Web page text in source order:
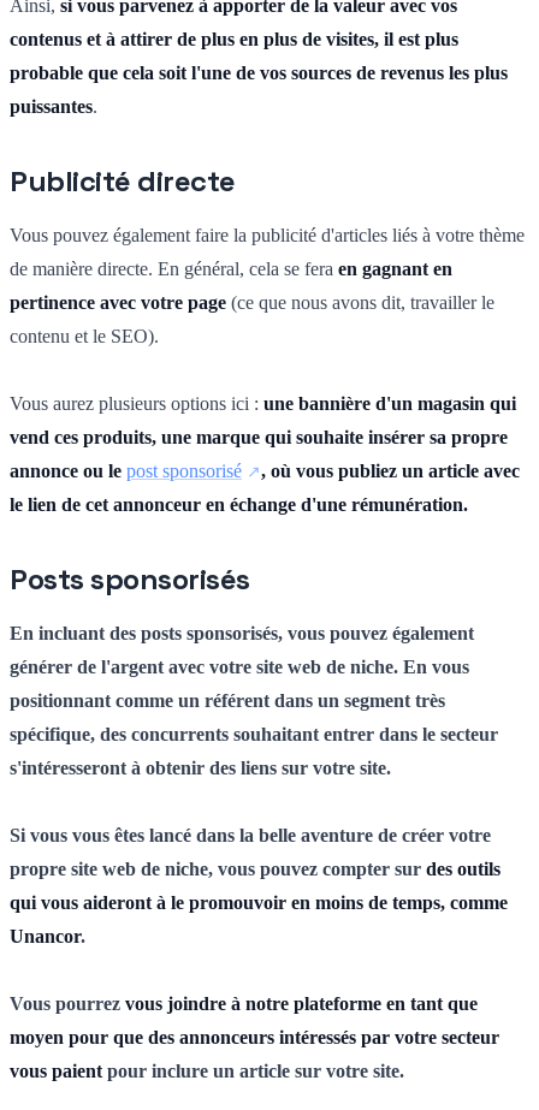
Ainsi, si vous parvenez à apporter de la valeur avec vos
contenus et à attirer de plus en plus de visites, il est plus
probable que cela soit l'une de vos sources de revenus les plus
puissantes.
Publicité directe
Vous pouvez également faire la publicité d'articles liés à votre thème
de manière directe. En général, cela se fera en gagnant en
pertinence avec votre page (ce que nous avons dit, travailler le
contenu et le SEO).
Vous aurez plusieurs options ici : une bannière d'un magasin qui
vend ces produits, une marque qui souhaite insérer sa propre
annonce ou le post sponsorisé
, où vous publiez un article avec
le lien de cet annonceur en échange d'une rémunération.
Posts sponsorisés
En incluant des posts sponsorisés, vous pouvez également
générer de l'argent avec votre site web de niche. En vous
positionnant comme un référent dans un segment très
spécifique, des concurrents souhaitant entrer dans le secteur
s'intéresseront à obtenir des liens sur votre site.
Si vous vous êtes lancé dans la belle aventure de créer votre
propre site web de niche, vous pouvez compter sur des outils
qui vous aideront à le promouvoir en moins de temps, comme
Unancor.
Vous pourrez vous joindre à notre plateforme en tant que
moyen pour que des annonceurs intéressés par votre secteur
vous paient pour inclure un article sur votre site.